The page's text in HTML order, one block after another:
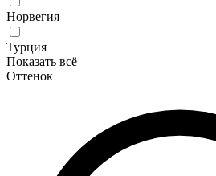
Норвегия
Турция
Показать всё
Оттенок